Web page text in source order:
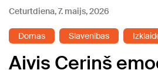
Ceturtdiena, 7. maijs, 2026
Domas Slavenības
Aivis Ceriņš